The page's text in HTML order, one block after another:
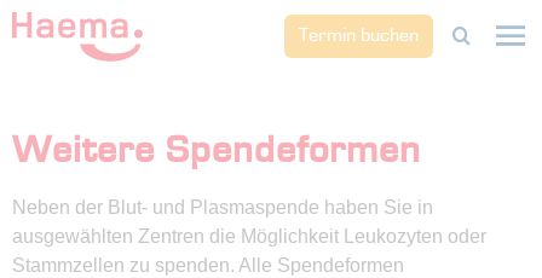
Termin buchen
Weitere Spendeformen
Neben der Blut- und Plasmaspende haben Sie in
ausgewählten Zentren die Möglichkeit Leukozyten oder
Stammzellen zu spenden. Alle Spendeformen